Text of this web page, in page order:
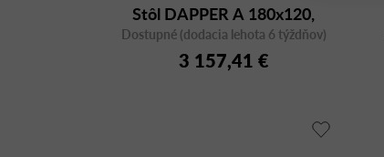
Stôl DAPPER A 180x120,
orech
Dostupné (dodacia lehota 6 týždňov)
3 157,41 €